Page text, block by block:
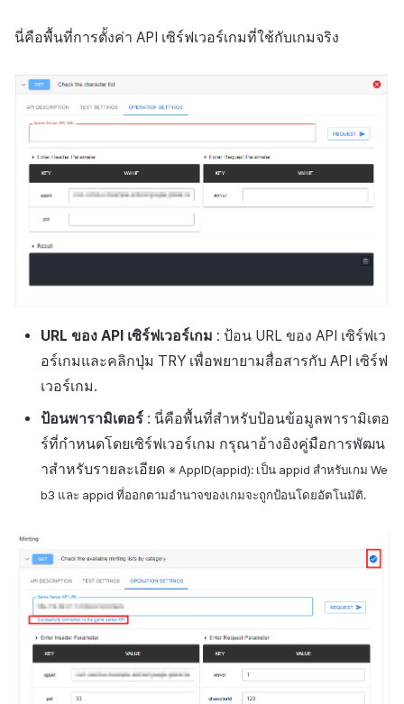
นี่คือพื้นที่การตั้งค่า API เซิร์ฟเวอร์เกมที่ใช้กับเกมจริง
URL ของ API เซิร์ฟเวอร์เกม : ป้อน URL ของ API เซิร์ฟเว
อร์เกมและคลิกปุ่ม TRY เพื่อพยายามสื่อสารกับ API เซิร์ฟ
เวอร์เกม.
ป้อนพารามิเตอร์: นี่คือพื้นที่สำหรับป้อนข้อมูลพารามิเตอ
ร์ที่กำหนดโดยเซิร์ฟเวอร์เกม กรุณาอ้างอิงคู่มือการพัฒน
าสำหรับรายละเอียด ※ AppID(appid): เป็น appid สำหรับเกม We
b3 และ appid ที่ออกตามอำนาจของเกมจะถูกป้อนโดยอัตโนมัติ.